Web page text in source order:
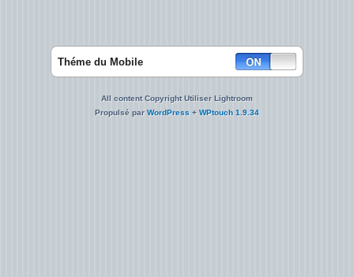
Théme du Mobile
All content Copyright Utiliser Lightroom
Propulsé parWordPress + WPtouch 1.9.34